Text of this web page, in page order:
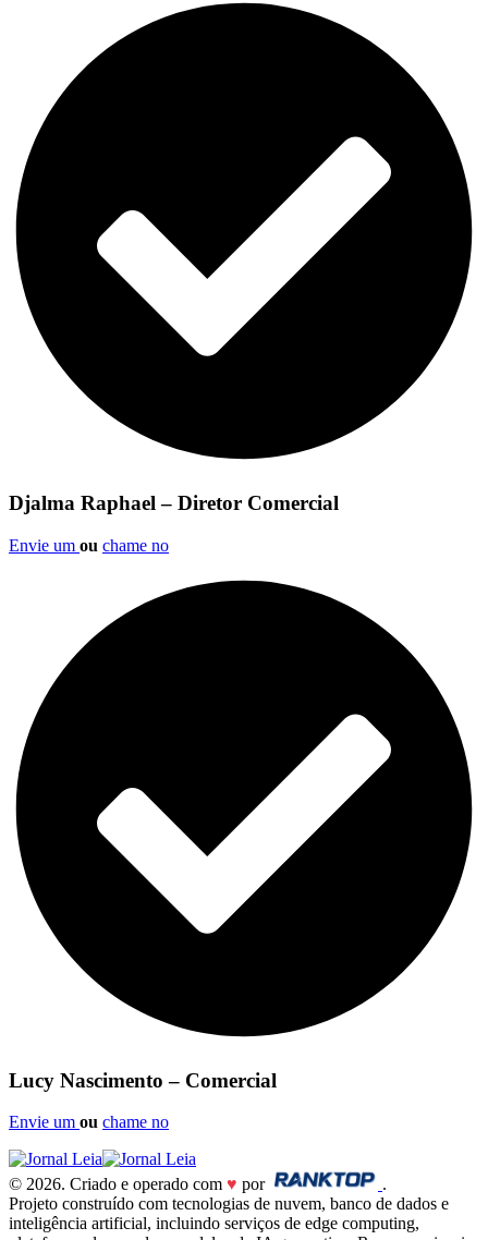
Djalma Raphael – Diretor Comercial
Envie um ou chame no
Lucy Nascimento – Comercial
Envie um ou chame no
© 2026. Criado e operado com ♥ por
.
Projeto construído com tecnologias de nuvem, banco de dados e
inteligência artificial, incluindo serviços de edge computing,